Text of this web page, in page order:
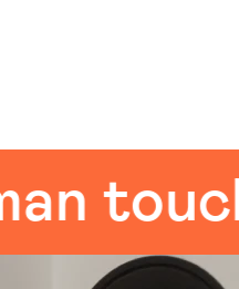
touch